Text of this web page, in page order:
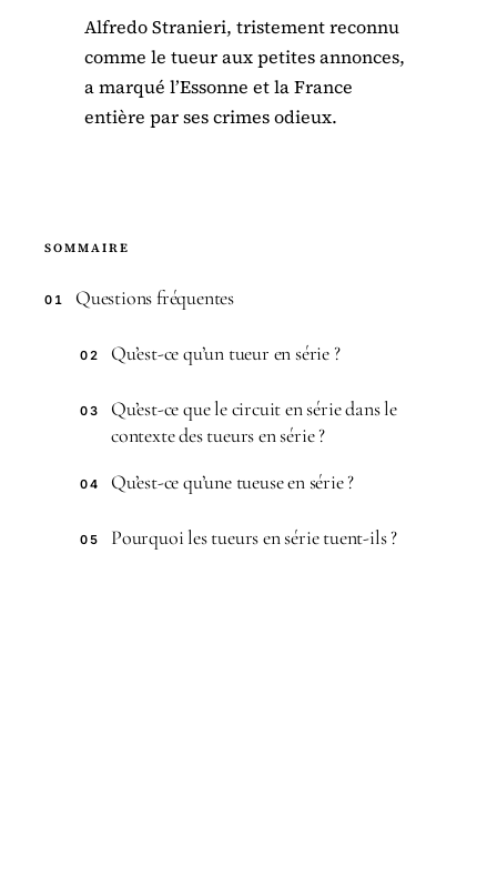
Alfredo Stranieri, tristement reconnu
comme le tueur aux petites annonces,
a marqué l’Essonne et la France
entière par ses crimes odieux.
SOMMAIRE
01 Questions fréquentes
02 Qu’est-ce qu’un tueur en série ?
03
Qu’est-ce que le circuit en série dans le
contexte des tueurs en série ?
04 Qu’est-ce qu’une tueuse en série ?
05 Pourquoi les tueurs en série tuent-ils ?